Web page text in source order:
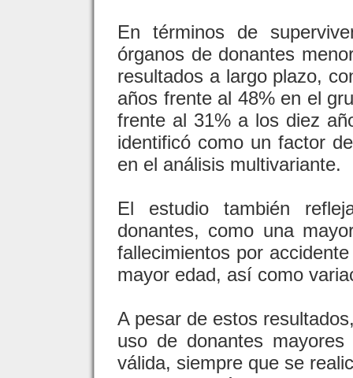
En términos de
órganos de donantes
resultados a largo plazo,
años frente al 48% en el
frente al 31% a los diez
identificó como un factor
en el análisis multivariante.
El estudio también
donantes, como una
fallecimientos por
mayor edad, así como
A pesar de estos
uso de donantes
válida, siempre que se